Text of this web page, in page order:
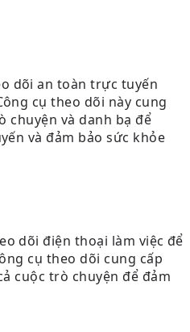
dõi an toàn trực tuyến
cụ theo dõi này cung
chuyện và danh bạ để
và đảm bảo sức khỏe
dõi điện thoại làm việc để
cụ theo dõi cung cấp
cuộc trò chuyện để đảm